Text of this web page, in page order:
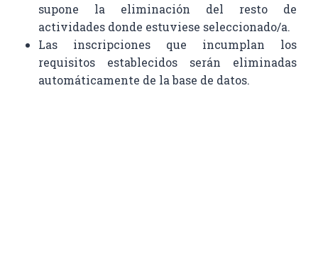
supone la eliminación del resto de
actividades donde estuviese seleccionado/a.
Las inscripciones que incumplan los
requisitos establecidos serán eliminadas
automáticamente de la base de datos.